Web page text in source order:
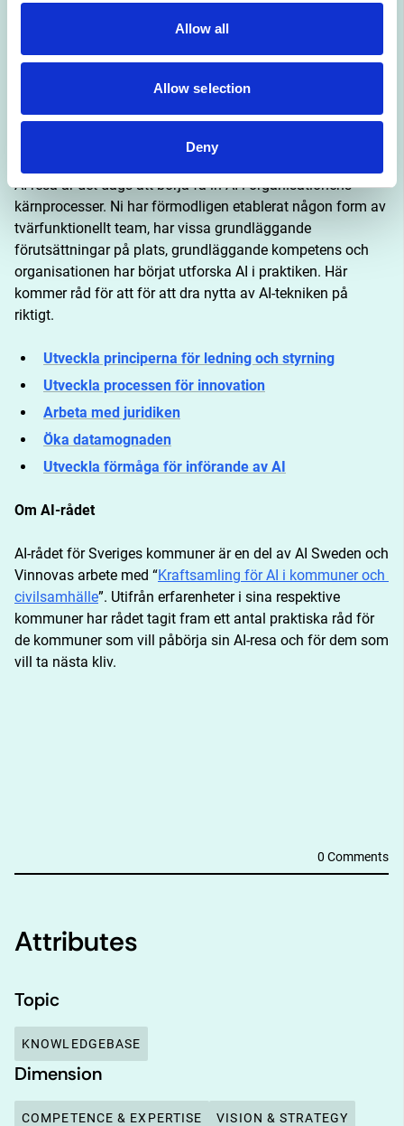
Allow all
Allow selection
Deny
Råd för att komma vidare
AI-resa är det dags att börja få in AI i organisationens
kärnprocesser. Ni har förmodligen etablerat någon form av
tvärfunktionellt team, har vissa grundläggande
förutsättningar på plats, grundläggande kompetens och
organisationen har börjat utforska AI i praktiken. Här
kommer råd för att för att dra nytta av AI-tekniken på
riktigt.
Utveckla principerna för ledning och styrning
Utveckla processen för innovation
Arbeta med juridiken
Öka datamognaden
Utveckla förmåga för införande av AI
Om AI-rådet
AI-rådet för Sveriges kommuner är en del av AI Sweden och
Vinnovas arbete med “Kraftsamling för AI i kommuner och
civilsamhälle”. Utifrån erfarenheter i sina respektive
kommuner har rådet tagit fram ett antal praktiska råd för
de kommuner som vill påbörja sin AI-resa och för dem som
vill ta nästa kliv.
0 Comments
Attributes
Topic
KNOWLEDGEBASE
Dimension
COMPETENCE & EXPERTISE VISION & STRATEGY